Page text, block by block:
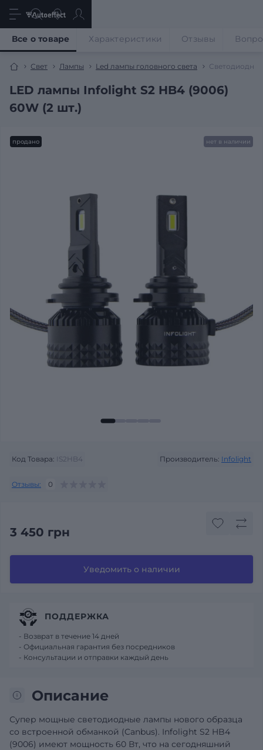
Свет Лампы Led лампы головного света
LED лампы Infolight S2 HB4 (9006)
60W (2 шт.)
Все о товаре Характеристики Отзывы
продано нет в наличии
Код Товара: IS2HB4 Производитель: Infolight
Отзывы: 0
3 450 грн
Уведомить о наличии
Описание
Супер мощные светодиодные лампы нового образца
со встроенной обманкой (Canbus). Infolight S2 HB4
(9006) имеют мощность 60 Вт, что на сегодняшний
ПОДДЕРЖКА
- Возврат в течение 14 дней
- Официальная гарантия без посредников
- Консультации и отправки каждый день